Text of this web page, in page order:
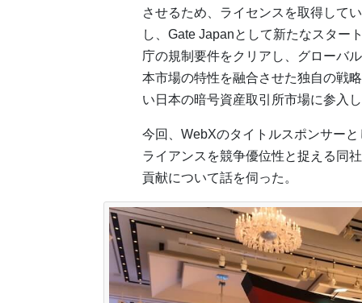
させるため、ライセンスを取得して
し、Gate Japanとして新たなスター
庁の規制要件をクリアし、グローバ
本市場の特性を融合させた独自の戦
い日本の暗号資産取引所市場に参入
今回、WebXのタイトルスポンサー
ライアンスを競争優位性と捉える同
貢献について話を伺った。